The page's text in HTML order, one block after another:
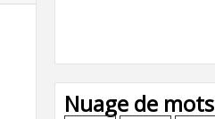
Nuage de mots